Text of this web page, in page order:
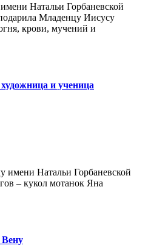
Натальи Горбаневской
Младенцу Иисусу
крови, мучений и
и ученица
Натальи Горбаневской
– кукол мотанок Яна
Вену